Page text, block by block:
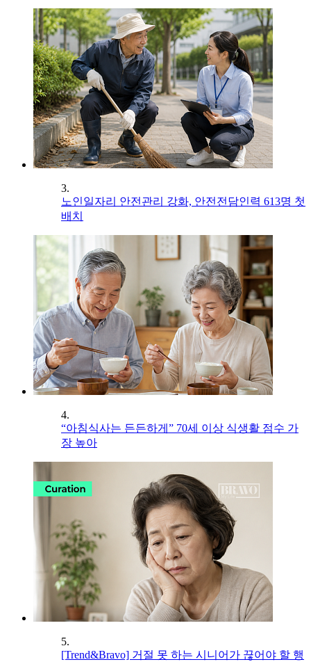
3.
노인일자리 안전관리 강화, 안전전담인력 613명 첫
배치
4.
“아침식사는 든든하게” 70세 이상 식생활 점수 가
장 높아
5.
[Trend&Bravo] 거절 못 하는 시니어가 끊어야 할 행